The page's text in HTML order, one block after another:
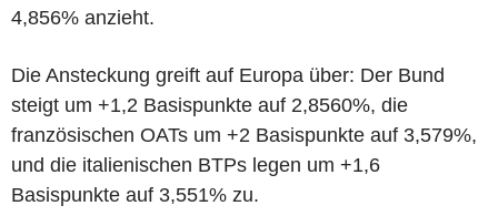
4,856% anzieht.
Die Ansteckung greift auf Europa über: Der Bund
steigt um +1,2 Basispunkte auf 2,8560%, die
französischen OATs um +2 Basispunkte auf 3,579%,
und die italienischen BTPs legen um +1,6
Basispunkte auf 3,551% zu.